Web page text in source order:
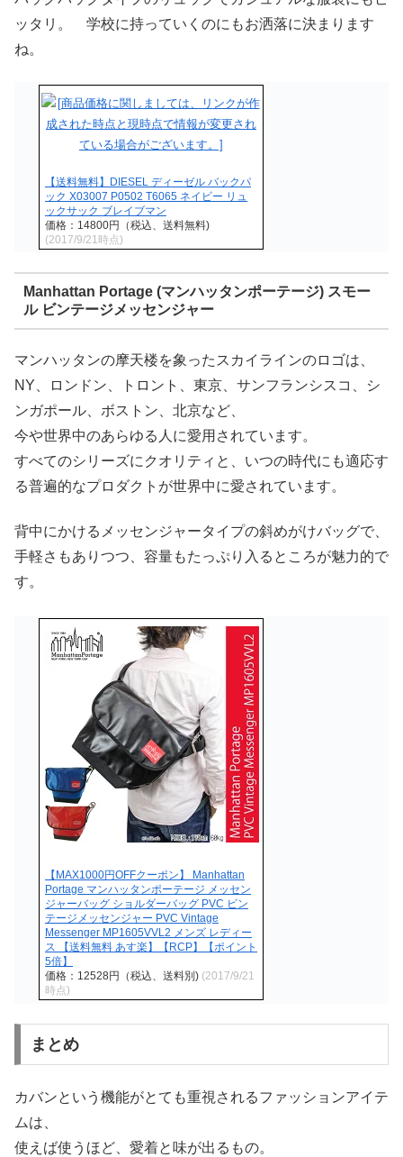
ッタリ。 学校に持っていくのにもお洒落に決まります
ね。
【送料無料】DIESEL ディーゼル バックパ
ック X03007 P0502 T6065 ネイビー リュ
ックサック ブレイブマン
価格：14800円（税込、送料無料)
(2017/9/21時点)
Manhattan Portage (マンハッタンポーテージ) スモー
ル ビンテージメッセンジャー
マンハッタンの摩天楼を象ったスカイラインのロゴは、
NY、ロンドン、トロント、東京、サンフランシスコ、シ
ンガポール、ボストン、北京など、
今や世界中のあらゆる人に愛用されています。
すべてのシリーズにクオリティと、いつの時代にも適応す
る普遍的なプロダクトが世界中に愛されています。
背中にかけるメッセンジャータイプの斜めがけバッグで、
手軽さもありつつ、容量もたっぷり入るところが魅力的で
す。
【MAX1000円OFFクーポン】 Manhattan
Portage マンハッタンポーテージ メッセン
ジャーバッグ ショルダーバッグ PVC ビン
テージメッセンジャー PVC Vintage
Messenger MP1605VVL2 メンズ レディー
ス 【送料無料 あす楽】【RCP】【ポイント
5倍】
価格：12528円（税込、送料別) (2017/9/21
時点)
まとめ
カバンという機能がとても重視されるファッションアイテ
ムは、
使えば使うほど、愛着と味が出るもの。